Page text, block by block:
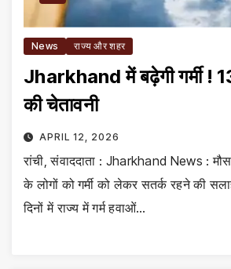
News राज्य और शहर
Jharkhand में बढ़ेगी गर्मी !
की चेतावनी
APRIL 12, 2026
रांची, संवाददाता : Jharkhand News :
के लोगों को गर्मी को लेकर सतर्क रहने की
दिनों में राज्य में गर्म हवाओं…